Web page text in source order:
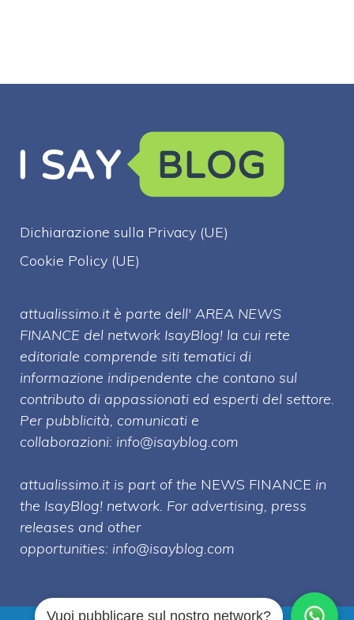
Dichiarazione sulla Privacy (UE)
Cookie Policy (UE)
attualissimo.it è parte dell' AREA NEWS
FINANCE del network IsayBlog! la cui rete
editoriale comprende siti tematici di
informazione indipendente che contano sul
contributo di appassionati ed esperti del settore.
Per pubblicità, comunicati e
collaborazioni: info@isayblog.com
attualissimo.it is part of the NEWS FINANCE in
the IsayBlog! network. For advertising, press
releases and other
opportunities: info@isayblog.com
Vuoi pubblicare sul nostro network?